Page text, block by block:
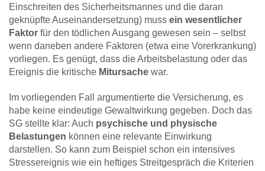
Einschreiten des Sicherheitsmannes und die daran
geknüpfte Auseinandersetzung) muss ein wesentlicher
Faktor für den tödlichen Ausgang gewesen sein – selbst
wenn daneben andere Faktoren (etwa eine Vorerkrankung)
vorliegen. Es genügt, dass die Arbeitsbelastung oder das
Ereignis die kritische Mitursache war.
Im vorliegenden Fall argumentierte die Versicherung, es
habe keine eindeutige Gewaltwirkung gegeben. Doch das
SG stellte klar: Auch psychische und physische
Belastungen können eine relevante Einwirkung
darstellen. So kann zum Beispiel schon ein intensives
Stressereignis wie ein heftiges Streitgespräch die Kriterien